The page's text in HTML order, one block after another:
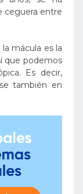
ceguera entre
mácula es la
que podemos
Es decir,
también en